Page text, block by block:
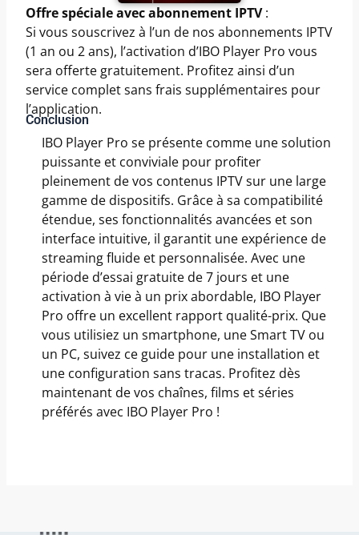
Offre spéciale avec abonnement IPTV:
Si vous souscrivez à l’un de nos abonnements IPTV
(1 an ou 2 ans), l’activation d’IBO Player Pro vous
sera offerte gratuitement. Profitez ainsi d’un
service complet sans frais supplémentaires pour
l’application.
Conclusion
IBO Player Pro se présente comme une solution
puissante et conviviale pour profiter
pleinement de vos contenus IPTV sur une large
gamme de dispositifs. Grâce à sa compatibilité
étendue, ses fonctionnalités avancées et son
interface intuitive, il garantit une expérience de
streaming fluide et personnalisée. Avec une
période d’essai gratuite de 7 jours et une
activation à vie à un prix abordable, IBO Player
Pro offre un excellent rapport qualité-prix. Que
vous utilisiez un smartphone, une Smart TV ou
un PC, suivez ce guide pour une installation et
une configuration sans tracas. Profitez dès
maintenant de vos chaînes, films et séries
préférés avec IBO Player Pro !